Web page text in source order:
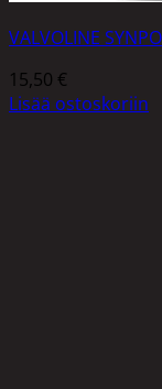
VALVOLINE
15,50 €
Lisää ostoskoriin